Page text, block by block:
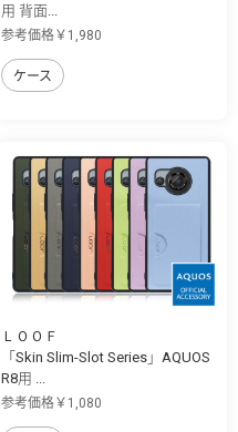
用 背面...
参考価格￥1,980
ケース
ＬＯＯＦ
「Skin Slim-Slot Series」AQUOS
R8用 ...
参考価格￥1,080